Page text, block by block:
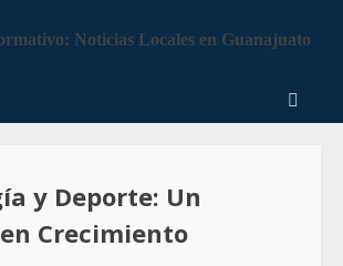
y Deporte: Un
Crecimiento